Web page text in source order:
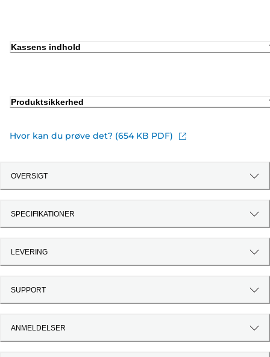
Kassens indhold
Produktsikkerhed
Hvor kan du prøve det? (654 KB PDF)
OVERSIGT
SPECIFIKATIONER
LEVERING
SUPPORT
ANMELDELSER